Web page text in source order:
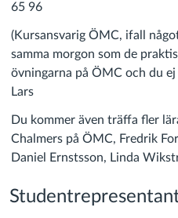
65 96
(Kursansvarig ÖMC, ifall
samma morgon som de
övningarna på ÖMC och du
Lars
Du kommer även träffa fler
Chalmers på ÖMC, Fredrik
Daniel Ernstsson, Linda